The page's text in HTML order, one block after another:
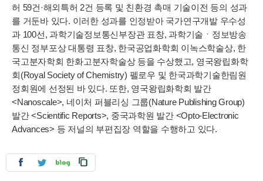
허 59건·해외특허 2건 등록 및 친환경 촉매 기술이전 등의 성과
를 거둔바 있다. 이러한 성과를 인정받아 국가연구개발 우수성
과 100선, 과학기술정보통신부장관 표창, 과학기술ㆍ정보방송
통신 정부포상 대통령 표창, 한국공업화학회 이녹스학술상, 한
국고분자학회 한화고분자학술상 등을 수상했고, 영국왕립화학
회(Royal Society of Chemistry) 펠로우 및 한국과학기술한림원
정회원에 선정된 바 있다. 또한, 영국왕립화학회 발간
<Nanoscale>, 네이처 퍼블리싱 그룹(Nature Publishing Group)
발간 <Scientific Reports>, 중국과학원 발간 <Opto-Electronic
Advances> 등 저널의 부편집장 역할을 수행하고 있다.